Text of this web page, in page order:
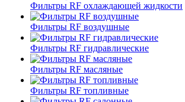
Фильтры RF охлаждающей жидкости
Фильтры RF воздушные
Фильтры RF гидравлические
Фильтры RF масляные
Фильтры RF топливные